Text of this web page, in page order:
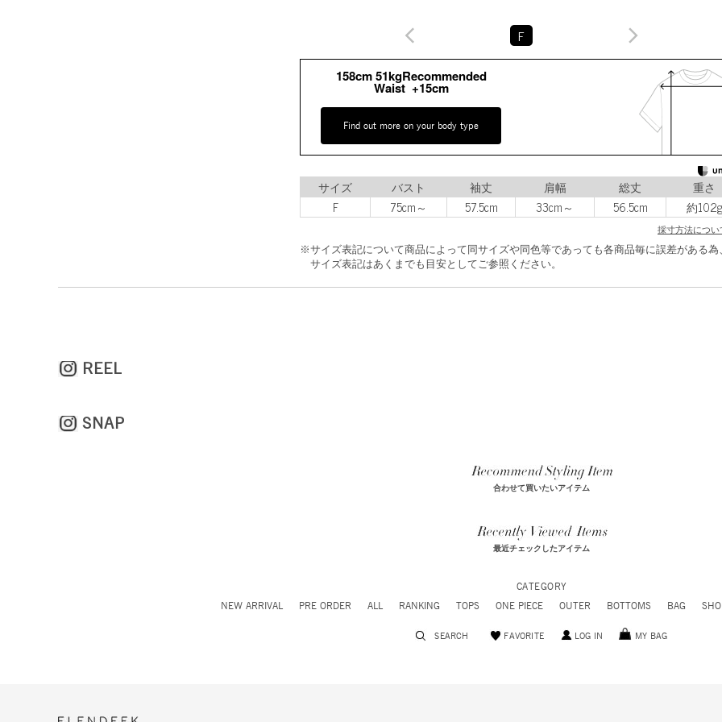
F
158cm 51kgRecommended
Waist +15cm
Find out more on your body type
サイズ バスト 袖丈 肩幅 総丈
重さ
F
75cm～ 57.5cm 33cm～ 56.5cm 約102g
※サイズ表記について商品によって同サイズや同色等であっても各商品毎に誤差がある為、
サイズ表記はあくまでも目安としてご参照ください。
採寸方法につ
REEL
SNAP
合わせて買いたいアイテム
最近チェックしたアイテム
CATEGORY
NEW ARRIVAL
PRE ORDER ALL RANKING TOPS ONE PIECE OUTER BOTTOMS BAG
SEARCH FAVORITE LOG IN MY BAG